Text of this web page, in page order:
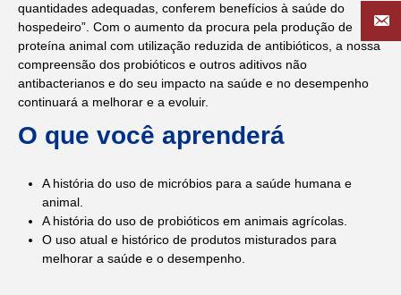
quantidades adequadas, conferem benefícios à saúde do
hospedeiro”. Com o aumento da procura pela produção de
proteína animal com utilização reduzida de antibióticos, a nossa
compreensão dos probióticos e outros aditivos não
antibacterianos e do seu impacto na saúde e no desempenho
continuará a melhorar e a evoluir.
O que você aprenderá
A história do uso de micróbios para a saúde humana e
animal.
A história do uso de probióticos em animais agrícolas.
O uso atual e histórico de produtos misturados para
melhorar a saúde e o desempenho.